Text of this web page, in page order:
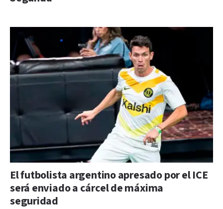
El futbolista argentino apresado por el ICE
será enviado a cárcel de máxima
seguridad